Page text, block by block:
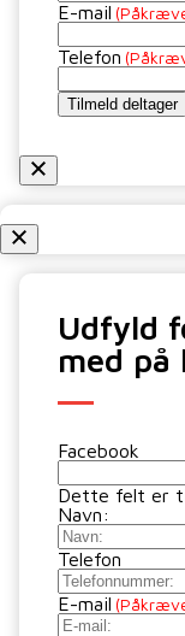
E-mail
Telefon
Tilmeld deltager
Udfyld
med på
Facebook
Dette felt er
Navn:
Telefon
E-mail